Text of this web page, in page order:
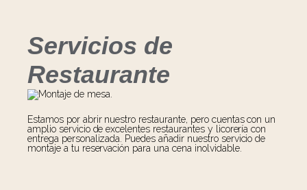
Servicios de
Restaurante
Estamos por abrir nuestro restaurante, pero cuentas con un
amplio servicio de excelentes restaurantes y licorería con
entrega personalizada. Puedes añadir nuestro servicio de
montaje a tu reservación para una cena inolvidable.